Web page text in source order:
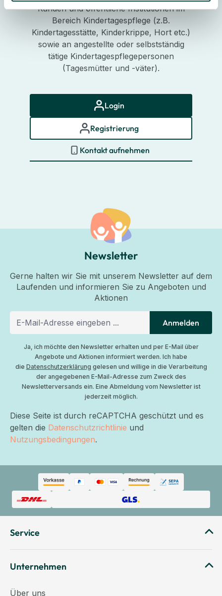
Kunden und öffentliche Institutionen im
Bereich Kindertagespflege (z.B.
Kindertagesstätte, Kinderkrippe, Hort etc.)
sowie an angestellte oder selbstständig
tätige Kindertagespflegepersonen
(Tagesmütter und -väter).
Login
Registrierung
Kontakt aufnehmen
Newsletter
Gerne halten wir Sie mit unserem Newsletter auf dem
Laufenden und informieren Sie zu Angeboten und
Aktionen
Anmelden
Ja, ich möchte den Newsletter erhalten und per E-Mail über
Angebote und Aktionen informiert werden. Ich habe
die Datenschutzerklärung gelesen und willige in die Verarbeitung
der angegebenen E-Mail-Adresse zum Zweck des
Newsletterversands ein. Eine Abmeldung vom Newsletter ist
jederzeit möglich.
Diese Seite ist durch reCAPTCHA geschützt und es
gelten die Datenschutzrichtlinie und
Nutzungsbedingungen.
Service
Unternehmen
Über uns